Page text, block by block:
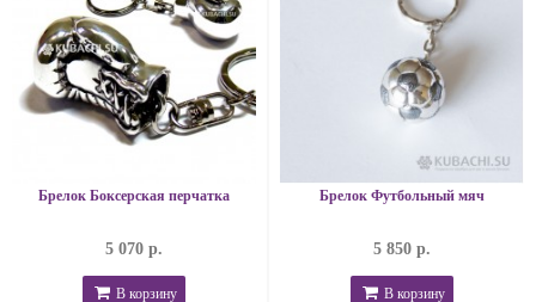
Брелок Боксерская перчатка
5 070 р.
В корзину
Брелок Футбольный мяч
5 850 р.
В корзину